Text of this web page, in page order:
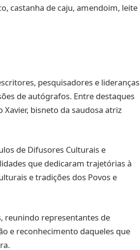
castanha de caju, amendoim, leite
pesquisadores e lideranças
de autógrafos. Entre destaques
Xavier, bisneto da saudosa atriz
de Difusores Culturais e
que dedicaram trajetórias à
e tradições dos Povos e
reunindo representantes de
e reconhecimento daqueles que